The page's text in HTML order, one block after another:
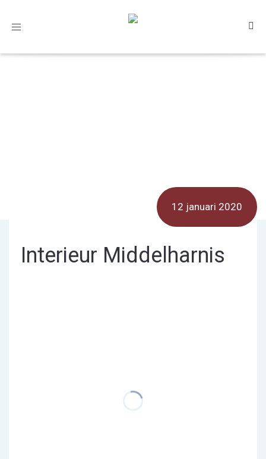
Toggle
12 januari 2020
Interieur Middelharnis